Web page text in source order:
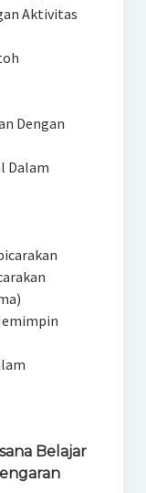
Aktivitas
Dengan
Dalam
Belajar